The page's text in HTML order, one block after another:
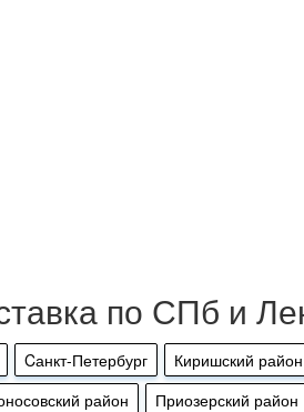
по СПб и
Cанкт-Петербург Киришский район
район
Приозерский район